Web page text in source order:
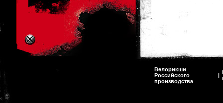
Велорикши
Российского
производства
|